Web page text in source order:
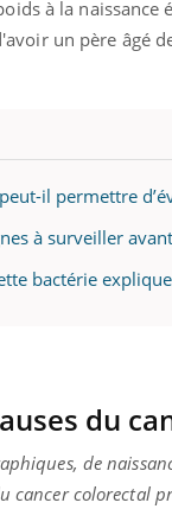
à la naissance
un père âgé
il permettre
à surveiller
bactérie
du
de
cancer colorectal
brouillard
fer sont multiples